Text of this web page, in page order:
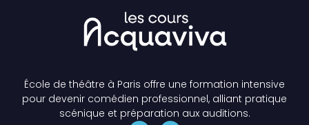
École de théâtre à Paris offre une formation intensive
pour devenir comédien professionnel, alliant pratique
scénique et préparation aux auditions.